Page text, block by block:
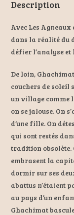
Description
Avec Les
dans la réalité du
défier l’analyse
De loin,
couchers de soleil
un village comme
on se jalouse. On
d’une fille. On
qui sont restés
tradition obsolète.
embrasent la
dormir sur ses
abattus n’étaient
au pays d’un
Ghachimat